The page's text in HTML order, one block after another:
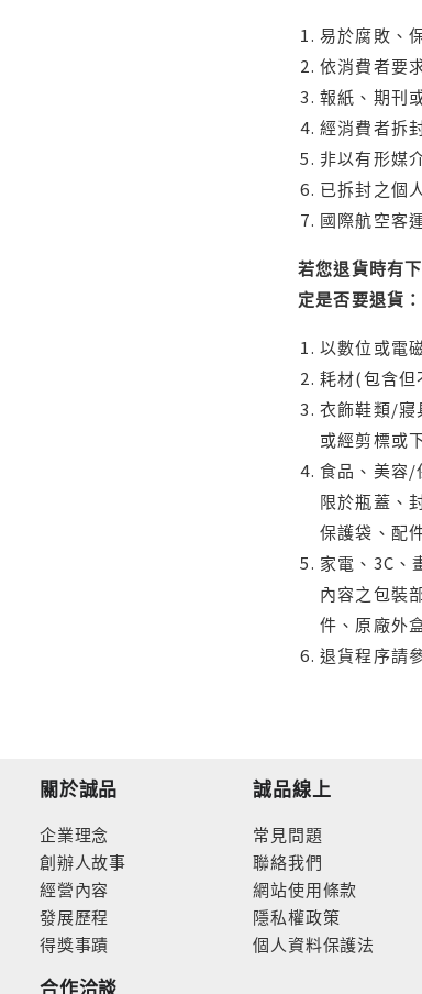
易於腐敗、
依消費者要
報紙、期刊
經消費者拆
非以有形媒
已拆封之個
國際航空客
若您退貨時有
定是否要退貨：
以數位或電
耗材(包含但
衣飾鞋類/寢
或經剪標或
食品、美容/
限於瓶蓋、
保護袋、配
家電、3C、
內容之包裝
件、原廠外
退貨程序請
關於誠品
企業理念
創辦人故事
經營內容
發展歷程
得獎事蹟
合作洽談
誠品線上
常見問題
聯絡我們
網站使用條款
隱私權政策
個人資料保護法